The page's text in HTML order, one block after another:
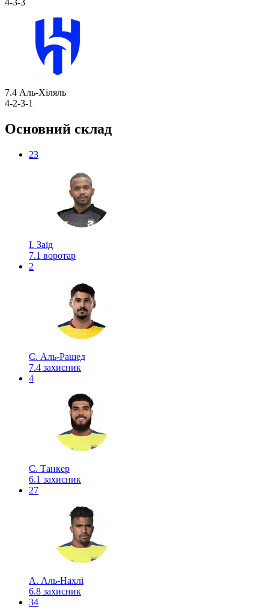
4-3-3
7.4 Аль-Хіляль
4-2-3-1
Основний склад
23
І. Заїд
7.1 воротар
2
С. Аль-Рашед
7.4 захисник
4
С. Танкер
6.1 захисник
27
А. Аль-Нахлі
6.8 захисник
34